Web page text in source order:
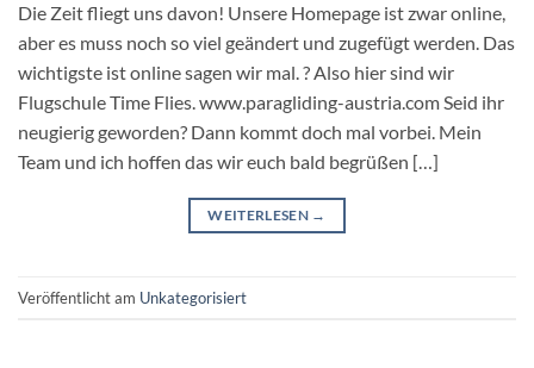
Die Zeit fliegt uns davon! Unsere Homepage ist zwar online,
aber es muss noch so viel geändert und zugefügt werden. Das
wichtigste ist online sagen wir mal. ? Also hier sind wir
Flugschule Time Flies. www.paragliding-austria.com Seid ihr
neugierig geworden? Dann kommt doch mal vorbei. Mein
Team und ich hoffen das wir euch bald begrüßen […]
WEITERLESEN →
Veröffentlicht am Unkategorisiert